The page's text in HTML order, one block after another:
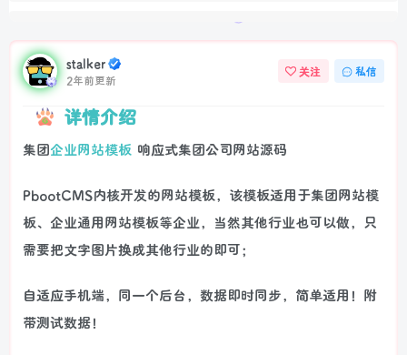
stalker
2年前更新
关注 私信
详情介绍
集团企业网站模板 响应式集团公司网站源码
PbootCMS内核开发的网站模板，该模板适用于集团网站模
板、企业通用网站模板等企业，当然其他行业也可以做，只
需要把文字图片换成其他行业的即可；
自适应手机端，同一个后台，数据即时同步，简单适用！附
带测试数据！